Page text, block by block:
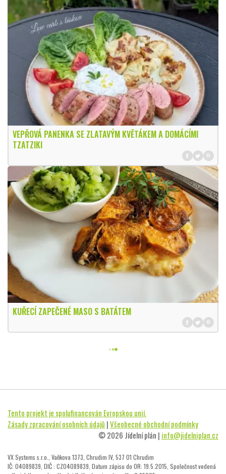
VEPŘOVÁ PANENKA SE ZLATAVÝM KVĚTÁKEM A DOMÁCÍMI
TZATZIKI
KUŘECÍ ZAPEČENÉ MASO S BATÁTEM
Tento projekt je spolufinancován Evropskou unií.
Zásady zpracování osobních údajů |Všeobecné obchodní podmínky
© 2026 Jídelní plán | info@jidelniplan.cz
VX Systems s.r.o., Vaňkova 1373, Chrudim IV, 537 01 Chrudim
IČ: 04089839, DIČ : CZ04089839, Datum zápisu do OR: 19.5.2015, Společnost vedená